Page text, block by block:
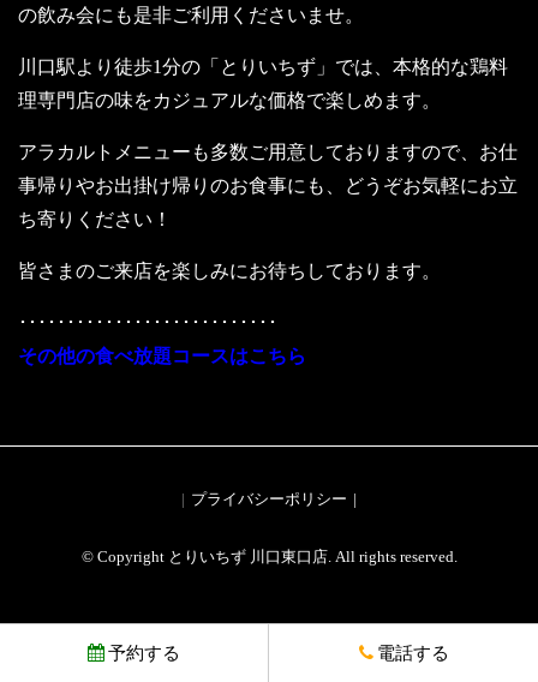
の飲み会にも是非ご利用くださいませ。
川口駅より徒歩1分の「とりいちず」では、本格的な鶏料
理専門店の味をカジュアルな価格で楽しめます。
アラカルトメニューも多数ご用意しておりますので、お仕
事帰りやお出掛け帰りのお食事にも、どうぞお気軽にお立
ち寄りください！
皆さまのご来店を楽しみにお待ちしております。
･･･････････････････････････
その他の食べ放題コースはこちら
プライバシーポリシー
© Copyright とりいちず 川口東口店. All rights reserved.
予約する 電話する